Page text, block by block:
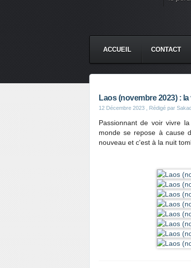
ACCUEIL CONTACT
Laos (novembre 2023) :
12 Décembre 2023 , Rédigé par
Passionnant de voir vivre
monde se repose à cause
nouveau et c'est à la nuit